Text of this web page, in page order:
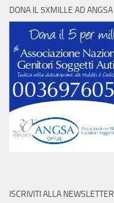
DONA IL 5XMILLE AD ANGSA
ISCRIVITI ALLA NEWSLETTER